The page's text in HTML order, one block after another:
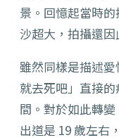
景。 回憶起當時
沙超大， 拍攝還因
雖然同樣是描述
就去死吧」 直接
間。對於如此轉變
出道是 19 歲左右，